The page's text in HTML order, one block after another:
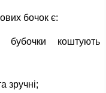
бочок є:
бубочки коштують
зручні;